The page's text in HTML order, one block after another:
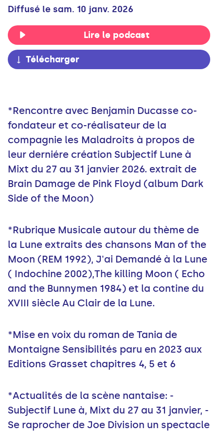
Diffusé le sam. 10 janv. 2026
Lire le podcast
Télécharger
*Rencontre avec Benjamin Ducasse co-
fondateur et co-réalisateur de la
compagnie les Maladroits à propos de
leur derniére création Subjectif Lune à
Mixt du 27 au 31 janvier 2026. extrait de
Brain Damage de Pink Floyd (album Dark
Side of the Moon)
*Rubrique Musicale autour du thème de
la Lune extraits des chansons Man of the
Moon (REM 1992), J'ai Demandé à la Lune
( Indochine 2002),The killing Moon ( Echo
and the Bunnymen 1984) et la contine du
XVIII siècle Au Clair de la Lune.
*Mise en voix du roman de Tania de
Montaigne Sensibilités paru en 2023 aux
Editions Grasset chapitres 4, 5 et 6
*Actualités de la scène nantaise: -
Subjectif Lune à, Mixt du 27 au 31 janvier, -
Se raprocher de Joe Division un spectacle